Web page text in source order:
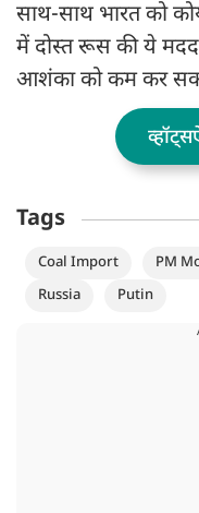
साथ-साथ भारत को
में दोस्त रूस की ये मदद
आशंका को कम कर
Tags
Coal Import PM
Russia
Putin